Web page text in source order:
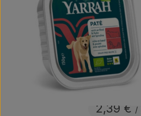
Obst & Gemüse
Vorratskammer
2,39 € /